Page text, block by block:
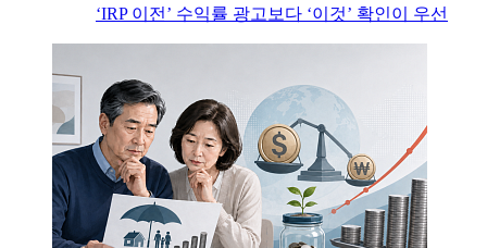
‘IRP 이전’ 수익률 광고보다 ‘이것’ 확인이 우선